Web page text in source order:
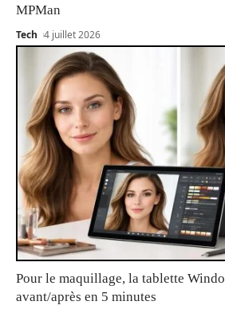
MPMan
Tech 4 juillet 2026
Pour le maquillage, la tablette
avant/après en 5 minutes